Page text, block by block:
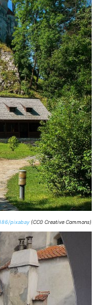
pixabay (CC0 Creative Commons)